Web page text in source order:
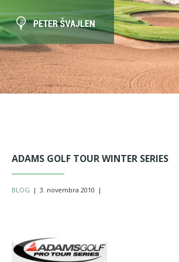
ADAMS GOLF TOUR WINTER SERIES
BLOG | 3. novembra 2010 |